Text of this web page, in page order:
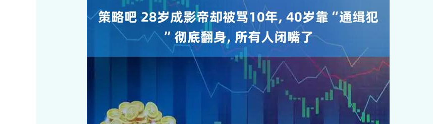
深证成指 14311.01 沪深300 4694.44 43.13